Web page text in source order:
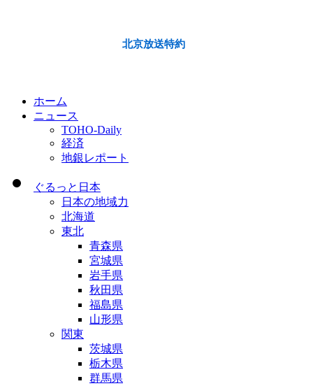
北京放送特約
ホーム
ニュース
TOHO-Daily
経済
地銀レポート
ぐるっと日本
日本の地域力
北海道
東北
青森県
宮城県
岩手県
秋田県
福島県
山形県
関東
茨城県
栃木県
群馬県